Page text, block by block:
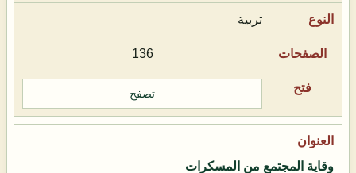
تربية
136
تصفح
وقاية المجتمع من المسكرات